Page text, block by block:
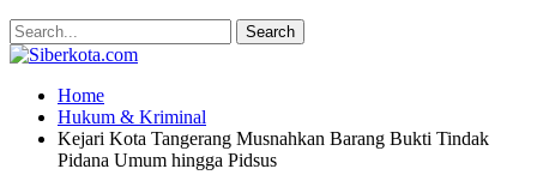
Home
Hukum & Kriminal
Kejari Kota Tangerang Musnahkan Barang Bukti Tindak
Pidana Umum hingga Pidsus